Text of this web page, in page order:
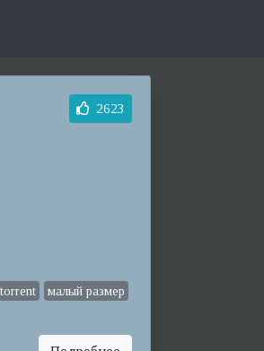
2623
малый размер